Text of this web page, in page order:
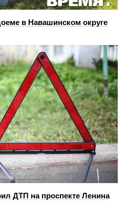
в Навашинском округе
ДТП на проспекте Ленина